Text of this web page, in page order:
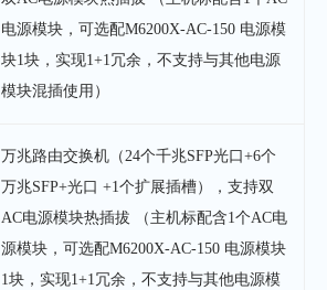
电源模块，可选配M6200X-AC-150 电源模
块1块，实现1+1冗余，不支持与其他电源
模块混插使用）
万兆路由交换机（24个千兆SFP光口+6个
万兆SFP+光口 +1个扩展插槽），支持双
AC电源模块热插拔 （主机标配含1个AC电
源模块，可选配M6200X-AC-150 电源模块
1块，实现1+1冗余，不支持与其他电源模